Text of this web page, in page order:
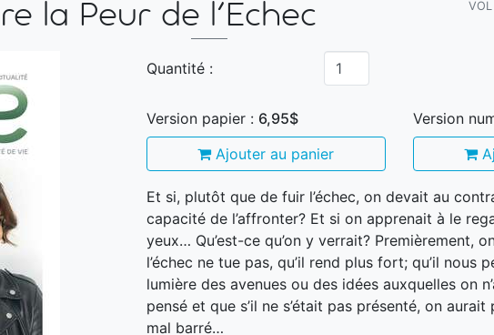
la Peur de l'Échec
Quantité :
Version papier : 6,95$
Ajouter au panier
Version
Et si, plutôt que de fuir l’échec, on devait au
capacité de l’affronter? Et si on apprenait à le
yeux… Qu’est-ce qu’on y verrait? Premièrement,
l’échec ne tue pas, qu’il rend plus fort; qu’il nous
lumière des avenues ou des idées auxquelles on
pensé et que s’il ne s’était pas présenté, on
mal barré…